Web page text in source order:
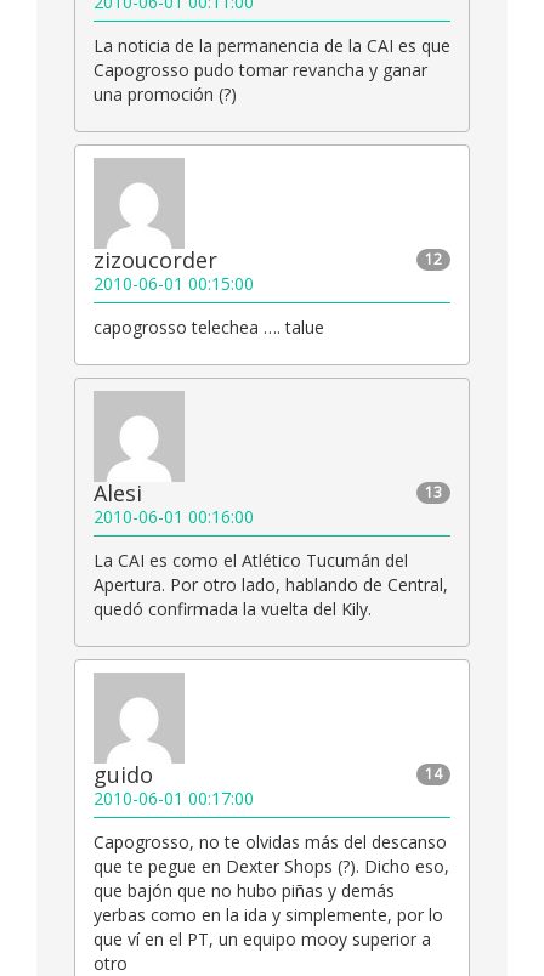
La noticia de la permanencia de la CAI es que
Capogrosso pudo tomar revancha y ganar
una promoción (?)
12
zizoucorder
2010-06-01 00:15:00
capogrosso telechea …. talue
13
Alesi
2010-06-01 00:16:00
La CAI es como el Atlético Tucumán del
Apertura. Por otro lado, hablando de Central,
quedó confirmada la vuelta del Kily.
14
guido
2010-06-01 00:17:00
Capogrosso, no te olvidas más del descanso
que te pegue en Dexter Shops (?). Dicho eso,
que bajón que no hubo piñas y demás
yerbas como en la ida y simplemente, por lo
que ví en el PT, un equipo mooy superior a
otro